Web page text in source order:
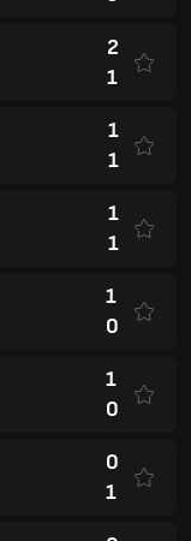
2
1
1
1
1
1
1
0
1
0
0
1